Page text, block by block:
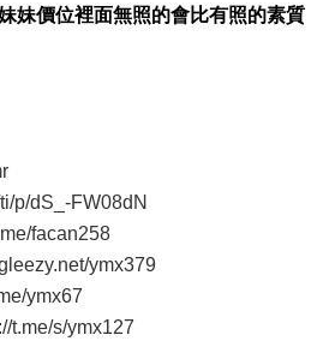
妹價位裡面無照的會比有照的素質
p/dS_-FW08dN
facan258
ymx379
ymx67
t.me/s/ymx127